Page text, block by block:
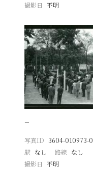
撮影日
不明
−
写真ID 3604-010973-0
駅 なし 路線 なし
撮影日
不明